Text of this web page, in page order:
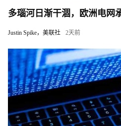
多瑙河日渐干涸，欧洲电网
Justin Spike，美联社 2天前